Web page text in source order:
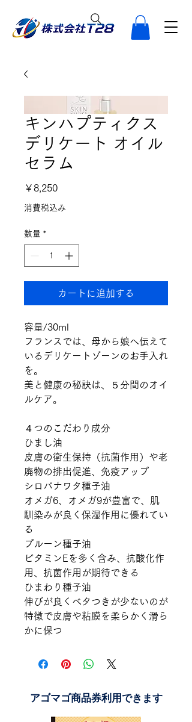
キンハプティクス
デリケート オイル
セラム
￥8,250価格
消費税込み
数量 *
カートに追加する
容量/30ml
フランスでは、母から娘へ伝えて
いるデリケートゾーンのお手入れ
を。
美と健康の秘訣は、５分間のオイ
ルケア。
４つのこだわり成分
ひまし油
皮膚の衛生保持（抗菌作用）や老
廃物の排出促進、免疫アップ
シロバナワタ種子油
オメガ6、オメガ9が豊富で、肌
馴染みが良く保湿作用に優れてい
る
プルーン種子油
ビタミンEを多く含み、抗酸化作
用、抗菌作用が期待できる
ひまわり種子油
伸びが良くベタつきが少ないのが
特徴で皮膚や粘膜を柔らかく滑ら
かに保つ
アゴマゴ商品券利用できます